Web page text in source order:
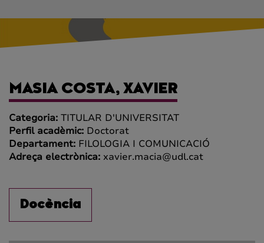
MASIA COSTA, XAVIER
Categoria: TITULAR D'UNIVERSITAT
Perfil acadèmic: Doctorat
Departament: FILOLOGIA I COMUNICACIÓ
Adreça electrònica: xavier.macia@udl.cat
Docència